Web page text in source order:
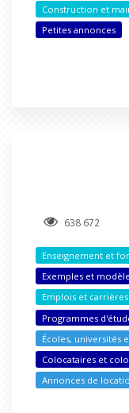
Construction et
Petites annonces
638 672
Enseignement et
Exemples et
Emplois et carrières
Programmes
Écoles, universités
Colocataires et
Annonces de